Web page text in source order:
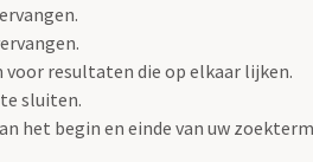
resultaten die op elkaar lijken.
sluiten.
het begin en einde van uw